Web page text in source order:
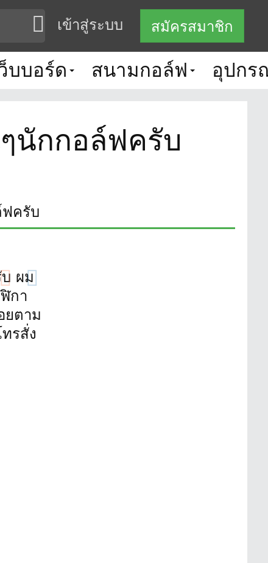
เข้าสู่ระบบ สมัครสมาชิก
บบอร์ด สนามกอล์ฟ อุปก
นักกอล์ฟครับ
ครับ
ผม
กา
ยตาม
รสั่ง